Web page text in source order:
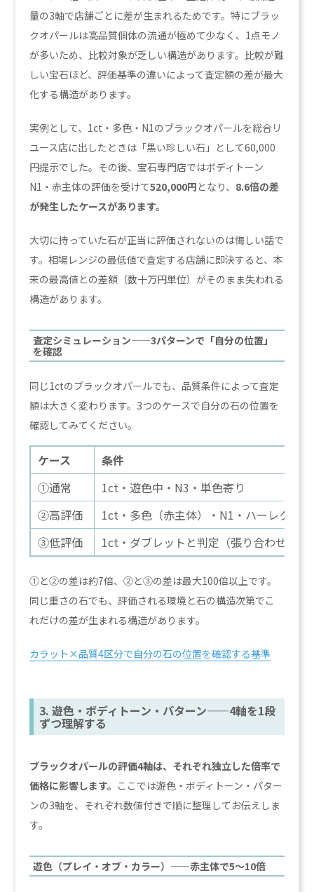
量の3軸で店舗ごとに差が生まれるためです。特にブラッ
クオパールは高品質個体の流通が極めて少なく、1点モノ
が多いため、比較対象が乏しい構造があります。比較が難
しい宝石ほど、評価基準の違いによって査定額の差が最大
化する構造があります。
実例として、1ct・多色・N1のブラックオパールを総合リ
ユース店に出したときは「黒い珍しい石」として60,000
円提示でした。その後、宝石専門店ではボディトーン
N1・赤主体の評価を受けて520,000円 となり、 8.6倍の差
が発生したケースがあります。
大切に持っていた石が正当に評価されないのは悔しい話で
す。相場レンジの最低値で査定する店舗に即決すると、本
来の最高値との差額（数十万円単位）がそのまま失われる
構造があります。
査定シミュレーション——3パターンで「自分の位置」
を確認
同じ1ctのブラックオパールでも、品質条件によって査定
額は大きく変わります。3つのケースで自分の石の位置を
確認してみてください。
ケース
条件
①通常
1ct・遊色中・N3・単色寄り
②高評価
1ct・多色（赤主体）・N1・ハーレクイン
③低評価
1ct・ダブレットと判定（張り合わせ石）
①と②の差は約7倍、②と③の差は最大100倍以上です。
同じ重さの石でも、評価される環境と石の構造次第でこ
れだけの差が生まれる構造があります。
カラット×品質4区分で自分の石の位置を確認する基準
3. 遊色・ボディトーン・パターン——4軸を1段
ずつ理解する
ブラックオパールの評価4軸は、それぞれ独立した倍率で
価格に影響します。 ここでは遊色・ボディトーン・パター
ンの3軸を、それぞれ数値付きで順に整理してお伝えしま
す。
遊色（プレイ・オブ・カラー）——赤主体で5〜10倍